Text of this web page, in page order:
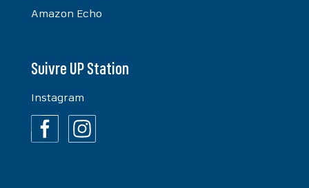
Amazon Echo
Suivre UP Station
Instagram